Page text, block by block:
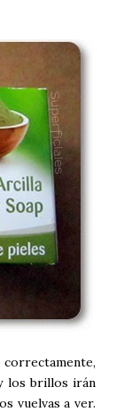
los brillos irán
vuelvas a ver.